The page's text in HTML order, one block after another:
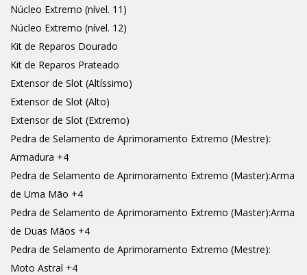
Núcleo Extremo (nível. 11)
Núcleo Extremo (nível. 12)
Kit de Reparos Dourado
Kit de Reparos Prateado
Extensor de Slot (Altíssimo)
Extensor de Slot (Alto)
Extensor de Slot (Extremo)
Pedra de Selamento de Aprimoramento Extremo (Mestre):
Armadura +4
Pedra de Selamento de Aprimoramento Extremo (Master):Arma
de Uma Mão +4
Pedra de Selamento de Aprimoramento Extremo (Master):Arma
de Duas Mãos +4
Pedra de Selamento de Aprimoramento Extremo (Mestre):
Moto Astral +4